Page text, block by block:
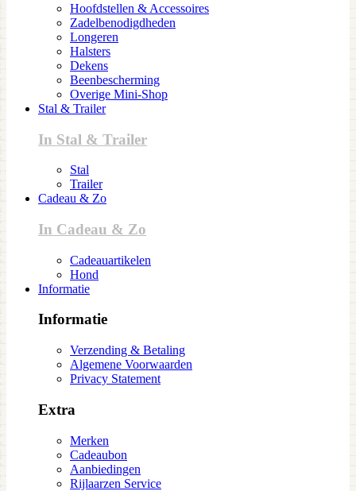
Hoofdstellen & Accessoires
Zadelbenodigdheden
Longeren
Halsters
Dekens
Beenbescherming
Overige Mini-Shop
Stal & Trailer
In Stal & Trailer
Stal
Trailer
Cadeau & Zo
In Cadeau & Zo
Cadeauartikelen
Hond
Informatie
Informatie
Verzending & Betaling
Algemene Voorwaarden
Privacy Statement
Extra
Merken
Cadeaubon
Aanbiedingen
Rijlaarzen Service